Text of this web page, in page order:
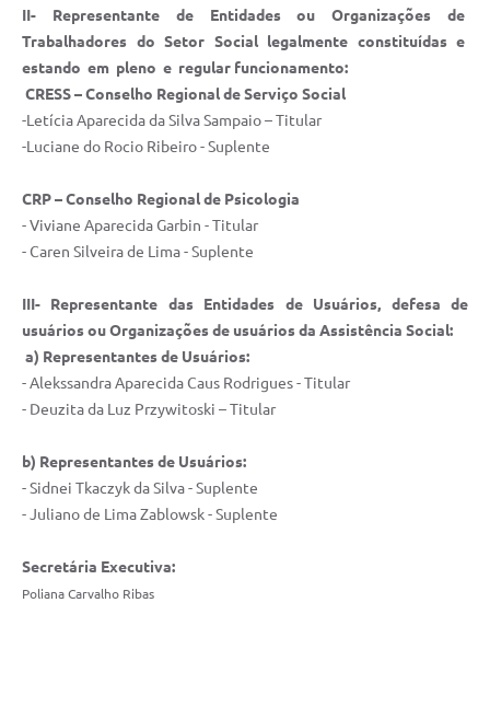
II- Representante de Entidades ou Organizações de
Trabalhadores do Setor Social legalmente constituídas e
estando em pleno e regular funcionamento:
CRESS – Conselho Regional de Serviço Social
-Letícia Aparecida da Silva Sampaio – Titular
-Luciane do Rocio Ribeiro - Suplente
CRP – Conselho Regional de Psicologia
- Viviane Aparecida Garbin - Titular
- Caren Silveira de Lima - Suplente
III- Representante das Entidades de Usuários, defesa de
usuários ou Organizações de usuários da Assistência Social:
a) Representantes de Usuários:
- Alekssandra Aparecida Caus Rodrigues - Titular
- Deuzita da Luz Przywitoski – Titular
b) Representantes de Usuários:
- Sidnei Tkaczyk da Silva - Suplente
- Juliano de Lima Zablowsk - Suplente
Secretária Executiva:
Poliana Carvalho Ribas